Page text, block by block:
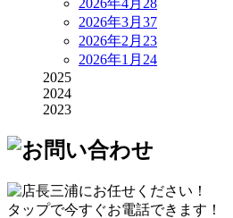
2026年4月 28
2026年3月 37
2026年2月 23
2026年1月 24
2025
2024
2023
タップで今すぐお電話できます！